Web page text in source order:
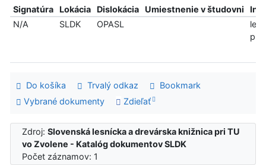
Signatúra Lokácia Dislokácia Umiestnenie v študovni
Info
N/A
SLDK OPASL
len
Do košíka Trvalý odkaz
Bookmark
Vybrané dokumenty
Zdieľať
Zdroj:Slovenská lesnícka a drevárska knižnica pri TU
vo Zvolene - Katalóg dokumentov SLDK
Počet záznamov: 1